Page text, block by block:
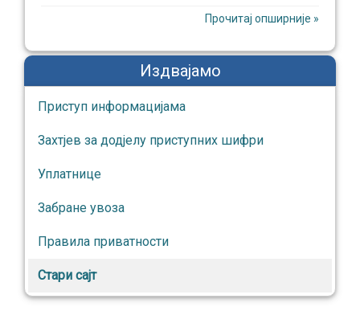
Прочитај опширније »
Издвајамо
Приступ информaцијaмa
Захтјев за додјелу приступних шифри
Уплатнице
Забране увоза
Правила приватности
Стари сајт